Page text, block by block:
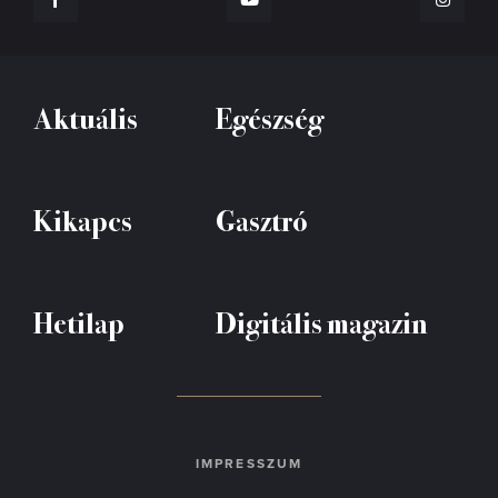
Aktuális Egészség
Kikapcs Gasztró
Hetilap Digitális magazin
IMPRESSZUM